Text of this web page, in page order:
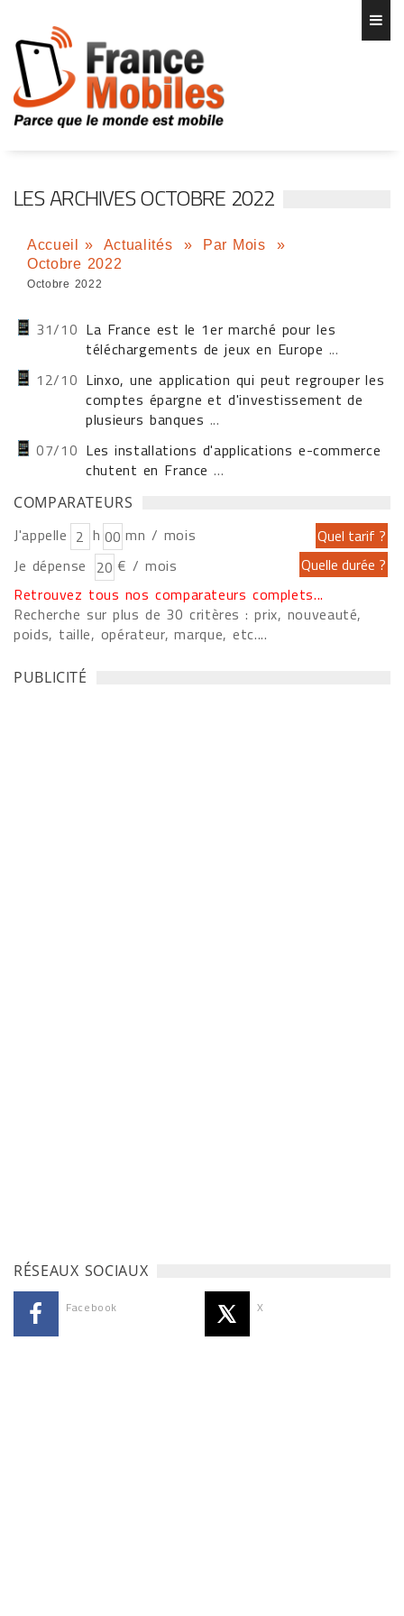
LES ARCHIVES OCTOBRE 2022
Accueil » Actualités » Par Mois
»
Octobre 2022
Octobre 2022
31/10 La France est le 1er marché pour les
téléchargements de jeux en Europe ...
12/10 Linxo, une application qui peut regrouper les
comptes épargne et d'investissement de
plusieurs banques ...
07/10 Les installations d'applications e-commerce
chutent en France ...
COMPARATEURS
J'appelle h
mn / mois
Je dépense
€ / mois
Retrouvez tous nos comparateurs complets...
Recherche sur plus de 30 critères : prix, nouveauté,
poids, taille, opérateur, marque, etc....
PUBLICITÉ
RÉSEAUX SOCIAUX
Facebook X